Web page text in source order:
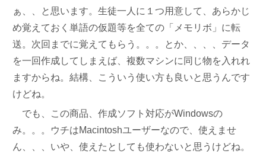
ぁ、、と思います。生徒一人に１つ用意して、あらかじ
め覚えておく単語の仮題等を全ての「メモリボ」に転
送。次回までに覚えてもらう。。。とか、、、、データ
を一回作成してしまえば、複数マシンに同じ物を入れれ
ますからね。結構、こういう使い方も良いと思うんです
けどね。
でも、この商品、作成ソフト対応がWindowsの
み。。。ウチはMacintoshユーザーなので、使えませ
ん、、、いや、使えたとしても使わないと思うけどね。